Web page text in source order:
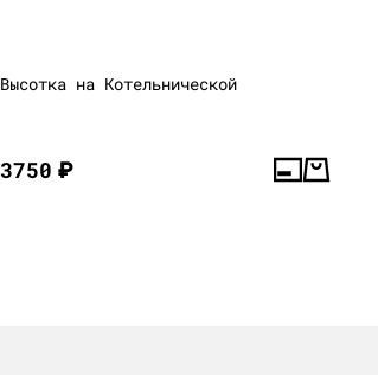
Высотка на Котельнической
3750₽